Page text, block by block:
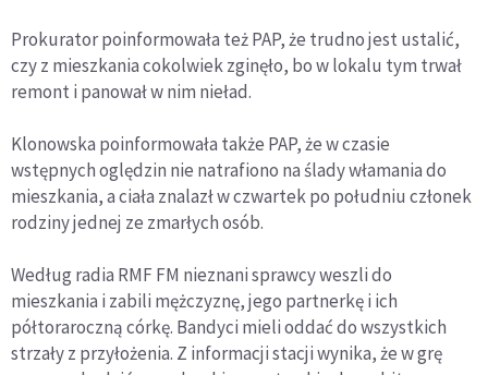
Prokurator poinformowała też PAP, że trudno jest ustalić,
czy z mieszkania cokolwiek zginęło, bo w lokalu tym trwał
remont i panował w nim nieład.
Klonowska poinformowała także PAP, że w czasie
wstępnych oględzin nie natrafiono na ślady włamania do
mieszkania, a ciała znalazł w czwartek po południu członek
rodziny jednej ze zmarłych osób.
Według radia RMF FM nieznani sprawcy weszli do
mieszkania i zabili mężczyznę, jego partnerkę i ich
półtoraroczną córkę. Bandyci mieli oddać do wszystkich
strzały z przyłożenia. Z informacji stacji wynika, że w grę